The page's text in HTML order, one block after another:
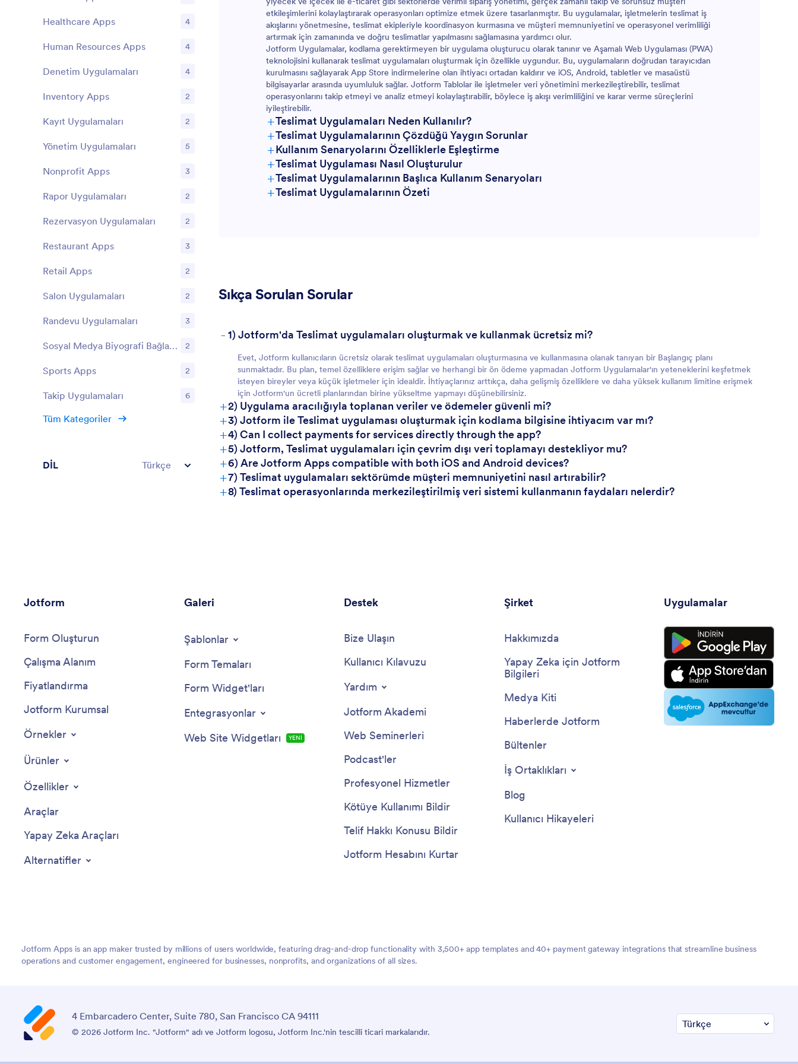
öğeleri için logonuzu ve resimlerinizi
yükleyebilir, uygulama simgenizin
görünümünü kodlama yapmadan tamamen
özelleştirebilirsiniz. Ardından, uygulamanızın
bağlantısını web sitenizde veya sosyal
medyanızda paylaşmanız yeterlidir. Ücretsiz
Yemek Sipariş Uygulaması ile online yemek
teslimatı yapmak için siparişleri toplamaya
küçük resimler yükleyebilir, online ödeme
formuna bağlanabilir ve çok daha fazlasını
yapabilirsiniz. Uygulamanızı tamamladıktan
sonra basitçe web siteniz veya sosyal
medya hesabınızda bir bağlantı yoluyla
paylaşın ve müşterileriniz her türlü akıllı
telefon, tablet veya masaüstü cihaza
uygulamayı indirebilsin. Jotform’un Market
Teslimat Uygulaması ile market siparişlerini
online olarak alın.
Teslimat Uygulamasını kendinize göre
özelleştirmek mi istiyorsunuz? Sürükle-bırak
ve renkleri değiştirebilir, menüdeki ögeler
için küçük resimler ve logonuzu ekleyebilir
ve uygulama simgenizin görüntüsünü
tamamen değiştirebilirsiniz. Sonrasında,
basitçe bağlantıyı web siteniz veya sosyal
medya hesabınızda paylaşarak güzel bir
etkileşimlerini kolaylaştırarak operasyonları optimize etmek üzere tasarlanmıştır. Bu uygulamalar, işletmelerin teslimat iş
akışlarını yönetmesine, teslimat ekipleriyle koordinasyon kurmasına ve müşteri memnuniyetini ve operasyonel verimliliği
artırmak için zamanında ve doğru teslimatlar yapılmasını sağlamasına yardımcı olur.
Jotform Uygulamalar, kodlama gerektirmeyen bir uygulama oluşturucu olarak tanınır ve Aşamalı Web Uygulaması (PWA)
teknolojisini kullanarak teslimat uygulamaları oluşturmak için özellikle uygundur. Bu, uygulamaların doğrudan tarayıcıdan
kurulmasını sağlayarak App Store indirmelerine olan ihtiyacı ortadan kaldırır ve iOS, Android, tabletler ve masaüstü
bilgisayarlar arasında uyumluluk sağlar. Jotform Tablolar ile işletmeler veri yönetimini merkezileştirebilir, teslimat
operasyonlarını takip etmeyi ve analiz etmeyi kolaylaştırabilir, böylece iş akışı verimliliğini ve karar verme süreçlerini
iyileştirebilir.
+Teslimat Uygulamaları Neden Kullanılır?
+Teslimat Uygulamalarının Çözdüğü Yaygın Sorunlar
+Kullanım Senaryolarını Özelliklerle Eşleştirme
+Teslimat Uygulaması Nasıl Oluşturulur
+Teslimat Uygulamalarının Başlıca Kullanım Senaryoları
Yöneticiler İçin
+Teslimat Uygulamalarının Özeti
Sıkça Sorulan Sorular
- 1) Jotform'da Teslimat uygulamaları oluşturmak ve kullanmak ücretsiz mi?
Evet, Jotform kullanıcıların ücretsiz olarak teslimat uygulamaları oluşturmasına ve kullanmasına olanak tanıyan bir Başlangıç planı
sunmaktadır. Bu plan, temel özelliklere erişim sağlar ve herhangi bir ön ödeme yapmadan Jotform Uygulamalar'ın yeteneklerini keşfetmek
isteyen bireyler veya küçük işletmeler için idealdir. İhtiyaçlarınız arttıkça, daha gelişmiş özelliklere ve daha yüksek kullanım limitine erişmek
için Jotform'un ücretli planlarından birine yükseltme yapmayı düşünebilirsiniz.
+2) Uygulama aracılığıyla toplanan veriler ve ödemeler güvenli mi?
+3) Jotform ile Teslimat uygulaması oluşturmak için kodlama bilgisine ihtiyacım var mı?
+4) Can I collect payments for services directly through the app?
+5) Jotform, Teslimat uygulamaları için çevrim dışı veri toplamayı destekliyor mu?
+6) Are Jotform Apps compatible with both iOS and Android devices?
+7) Teslimat uygulamaları sektörümde müşteri memnuniyetini nasıl artırabilir?
+8) Teslimat operasyonlarında merkezileştirilmiş veri sistemi kullanmanın faydaları nelerdir?
Healthcare Apps 4
Human Resources Apps 4
Denetim Uygulamaları 4
Inventory Apps 2
Kayıt Uygulamaları 2
Yönetim Uygulamaları 5
Nonprofit Apps 3
Rapor Uygulamaları 2
Rezervasyon Uygulamaları 2
Restaurant Apps 3
Retail Apps 2
Salon Uygulamaları 2
Randevu Uygulamaları 3
Sosyal Medya Biyografi Bağlantı Uygulamaları 2
Sports Apps 2
Takip Uygulamaları 6
Tüm Kategoriler
DİL Türkçe
Jotform
Form Oluşturun
Çalışma Alanım
Fiyatlandırma
Jotform Kurumsal
Örnekler
Ürünler
Özellikler
Araçlar
Yapay Zeka Araçları
Alternatifler
Galeri
Şablonlar
Form Temaları
Form Widget'ları
Entegrasyonlar
Web Site Widgetları
YENİ
Destek
Bize Ulaşın
Kullanıcı Kılavuzu
Yardım
Jotform Akademi
Web Seminerleri
Podcast'ler
Profesyonel Hizmetler
Kötüye Kullanımı Bildir
Telif Hakkı Konusu Bildir
Jotform Hesabını Kurtar
Şirket
Hakkımızda
Yapay Zeka için Jotform
Bilgileri
Medya Kiti
Haberlerde Jotform
Bültenler
İş Ortaklıkları
Blog
Kullanıcı Hikayeleri
Uygulamalar
Jotform Apps is an app maker trusted by millions of users worldwide, featuring drag-and-drop functionality with 3,500+ app templates and 40+ payment gateway integrations that streamline business
operations and customer engagement, engineered for businesses, nonprofits, and organizations of all sizes.
4 Embarcadero Center, Suite 780, San Francisco CA 94111
© 2026 Jotform Inc. "Jotform" adı ve Jotform logosu, Jotform Inc.'nin tescilli ticari markalarıdır.